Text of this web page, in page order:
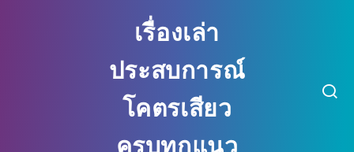
เรื่องเล่า
ประสบการณ์
โคตรเสียว
ครบทุกแนว